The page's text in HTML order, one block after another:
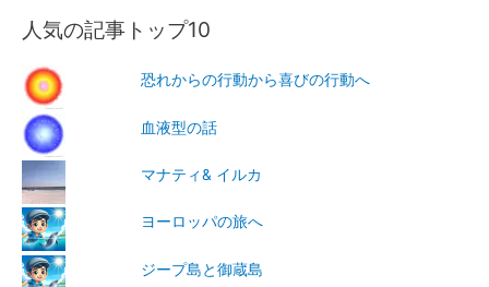
人気の記事トップ10
恐れからの行動から喜びの行動へ
血液型の話
マナティ& イルカ
ヨーロッパの旅へ
ジープ島と御蔵島